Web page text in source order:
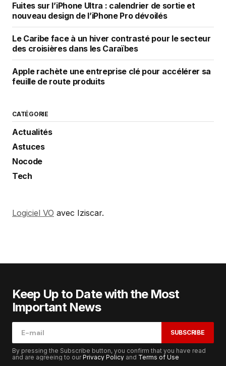
Fuites sur l’iPhone Ultra : calendrier de sortie et
nouveau design de l’iPhone Pro dévoilés
Le Caribe face à un hiver contrasté pour le secteur
des croisières dans les Caraïbes
Apple rachète une entreprise clé pour accélérer sa
feuille de route produits
CATÉGORIE
Actualités
Astuces
Nocode
Tech
Logiciel VO avec Iziscar.
Keep Up to Date with the Most
Important News
SUBSCRIBE
By pressing the Subscribe button, you confirm that you have read
and are agreeing to ourPrivacy Policy and Terms of Use